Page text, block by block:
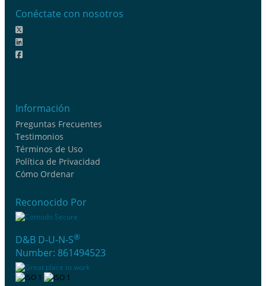
Conéctate con nosotros
Información
Preguntas Frecuentes
Testimonios
Términos de Uso
Política de Privacidad
Cómo Ordenar
Reconocido Por
D&B D-U-N-S®
Number: 861494523